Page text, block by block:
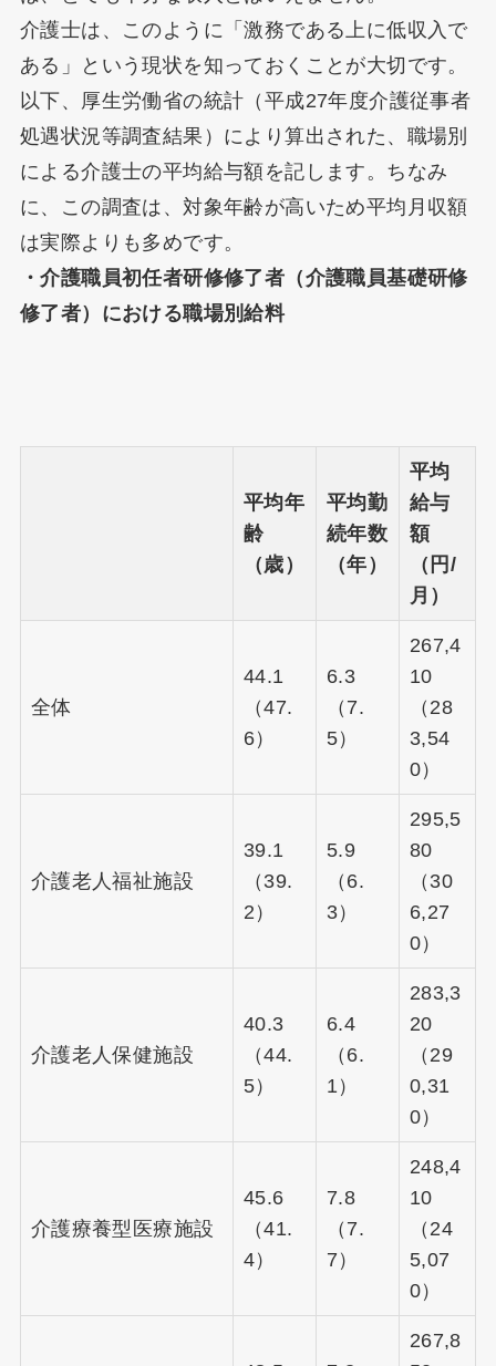
介護士は、このように「激務である上に低収入で
ある」という現状を知っておくことが大切です。
以下、厚生労働省の統計（平成27年度介護従事者
処遇状況等調査結果）により算出された、職場別
による介護士の平均給与額を記します。ちなみ
に、この調査は、対象年齢が高いため平均月収額
は実際よりも多めです。
・介護職員初任者研修修了者（介護職員基礎研修
修了者）における職場別給料
平均年
齢
（歳）
平均勤
続年数
（年）
平均
給与
額
（円/
月）
全体
44.1
（47.
6）
6.3
（7.
5）
267,4
10
（28
3,54
0）
介護老人福祉施設
39.1
（39.
2）
5.9
（6.
3）
295,5
80
（30
6,27
0）
介護老人保健施設
40.3
（44.
5）
6.4
（6.
1）
283,3
20
（29
0,31
0）
介護療養型医療施設
45.6
（41.
4）
7.8
（7.
7）
248,4
10
（24
5,07
0）
267,8